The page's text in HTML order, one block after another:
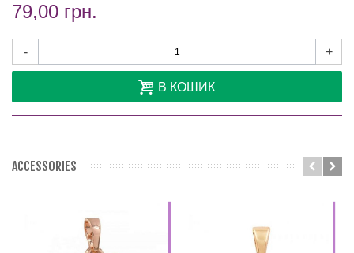
79,00 грн.
- +
В КОШИК
ACCESSORIES